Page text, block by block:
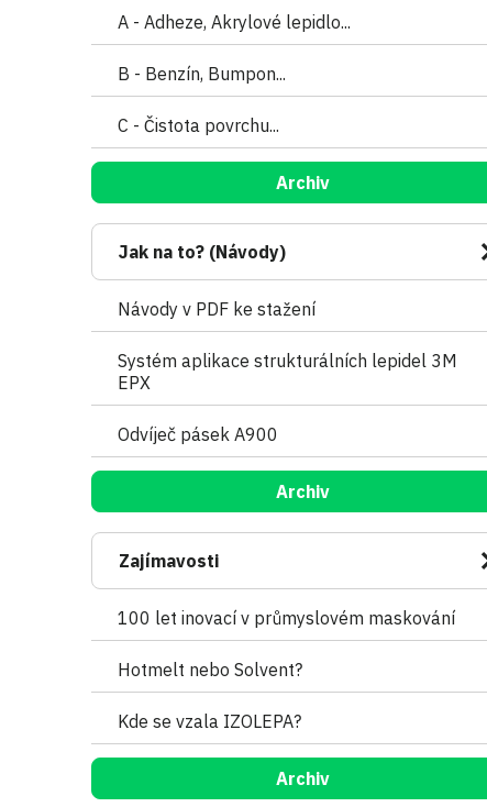
A - Adheze, Akrylové lepidlo...
B - Benzín, Bumpon...
C - Čistota povrchu...
Archiv
Jak na to? (Návody)
Návody v PDF ke stažení
Systém aplikace strukturálních lepidel 3M
EPX
Odvíječ pásek A900
Archiv
Zajímavosti
100 let inovací v průmyslovém maskování
Hotmelt nebo Solvent?
Kde se vzala IZOLEPA?
Archiv